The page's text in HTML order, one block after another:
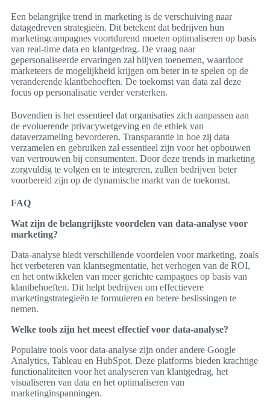
Een belangrijke trend in marketing is de verschuiving naar
datagedreven strategieën. Dit betekent dat bedrijven hun
marketingcampagnes voortdurend moeten optimaliseren op basis
van real-time data en klantgedrag. De vraag naar
gepersonaliseerde ervaringen zal blijven toenemen, waardoor
marketeers de mogelijkheid krijgen om beter in te spelen op de
veranderende klantbehoeften. De toekomst van data zal deze
focus op personalisatie verder versterken.
Bovendien is het essentieel dat organisaties zich aanpassen aan
de evoluerende privacywetgeving en de ethiek van
dataverzameling bevorderen. Transparantie in hoe zij data
verzamelen en gebruiken zal essentieel zijn voor het opbouwen
van vertrouwen bij consumenten. Door deze trends in marketing
zorgvuldig te volgen en te integreren, zullen bedrijven beter
voorbereid zijn op de dynamische markt van de toekomst.
FAQ
Wat zijn de belangrijkste voordelen van data-analyse voor
marketing?
Data-analyse biedt verschillende voordelen voor marketing, zoals
het verbeteren van klantsegmentatie, het verhogen van de ROI,
en het ontwikkelen van meer gerichte campagnes op basis van
klantbehoeften. Dit helpt bedrijven om effectievere
marketingstrategieën te formuleren en betere beslissingen te
nemen.
Welke tools zijn het meest effectief voor data-analyse?
Populaire tools voor data-analyse zijn onder andere Google
Analytics, Tableau en HubSpot. Deze platforms bieden krachtige
functionaliteiten voor het analyseren van klantgedrag, het
visualiseren van data en het optimaliseren van
marketinginspanningen.